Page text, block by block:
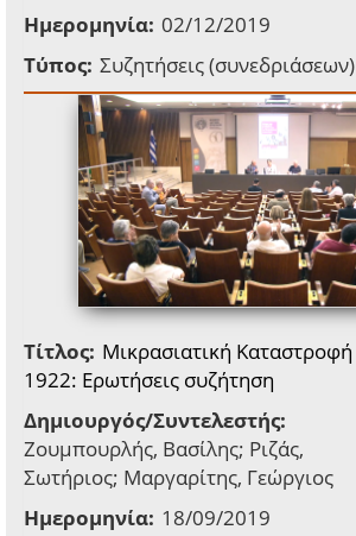
Ημερομηνία: 02/12/2019
Τύπος: Συζητήσεις (συνεδριάσεων)
Τίτλος: Μικρασιατική Καταστροφή
1922: Ερωτήσεις συζήτηση
Δημιουργός/Συντελεστής:
Ζουμπουρλής, Βασίλης; Ριζάς,
Σωτήριος; Μαργαρίτης, Γεώργιος
Ημερομηνία: 18/09/2019